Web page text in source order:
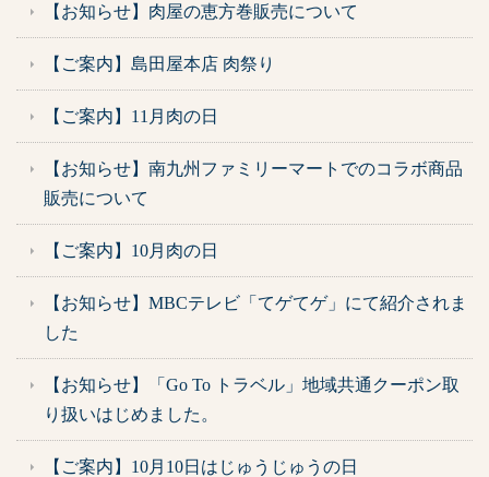
【お知らせ】肉屋の恵方巻販売について
【ご案内】島田屋本店 肉祭り
【ご案内】11月肉の日
【お知らせ】南九州ファミリーマートでのコラボ商品
販売について
【ご案内】10月肉の日
【お知らせ】MBCテレビ「てゲてゲ」にて紹介されま
した
【お知らせ】「Go To トラベル」地域共通クーポン取
り扱いはじめました。
【ご案内】10月10日はじゅうじゅうの日